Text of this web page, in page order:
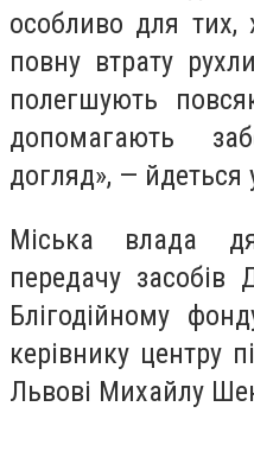
особливо для тих,
повну втрату
полегшують
допомагають
догляд», — йдеться
Міська влада
передачу засобів
Блігодійному
керівнику центру
Львові Михайлу